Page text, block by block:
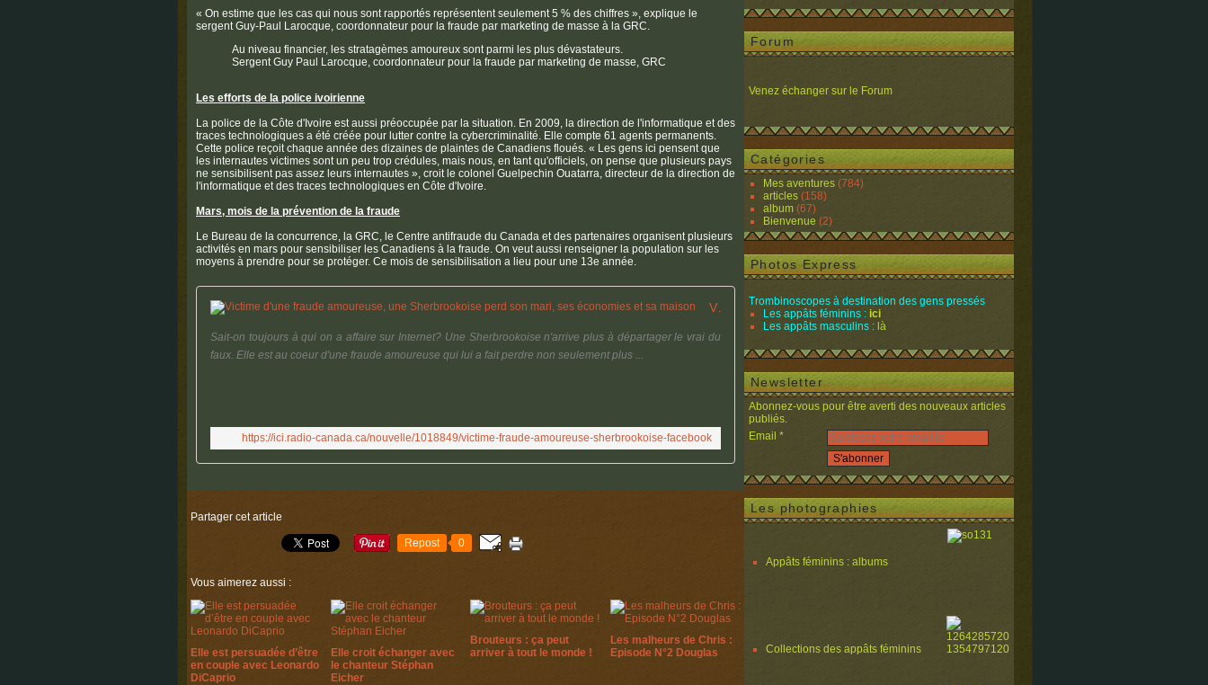
« On estime que les cas qui nous sont rapportés représentent seulement 5 % des chiffres », explique le
sergent Guy-Paul Larocque, coordonnateur pour la fraude par marketing de masse à la GRC.
Au niveau financier, les stratagèmes amoureux sont parmi les plus dévastateurs.
Sergent Guy Paul Larocque, coordonnateur pour la fraude par marketing de masse, GRC
Les efforts de la police ivoirienne
La police de la Côte d'Ivoire est aussi préoccupée par la situation. En 2009, la direction de l'informatique et des
traces technologiques a été créée pour lutter contre la cybercriminalité. Elle compte 61 agents permanents.
Cette police reçoit chaque année des dizaines de plaintes de Canadiens floués. « Les gens ici pensent que
les internautes victimes sont un peu trop crédules, mais nous, en tant qu'officiels, on pense que plusieurs pays
ne sensibilisent pas assez leurs internautes », croit le colonel Guelpechin Ouatarra, directeur de la direction de
l'informatique et des traces technologiques en Côte d'Ivoire.
Mars, mois de la prévention de la fraude
Le Bureau de la concurrence, la GRC, le Centre antifraude du Canada et des partenaires organisent plusieurs
activités en mars pour sensibiliser les Canadiens à la fraude. On veut aussi renseigner la population sur les
moyens à prendre pour se protéger. Ce mois de sensibilisation a lieu pour une 13e année.
Sait-on toujours à qui on a affaire sur Internet? Une Sherbrookoise n'arrive plus à départager le vrai du
faux. Elle est au coeur d'une fraude amoureuse qui lui a fait perdre non seulement plus ...
https://ici.radio-canada.ca/nouvelle/1018849/victime-fraude-amoureuse-sherbrookoise-facebook
Partager cet article
Repost 0
Vous aimerez aussi :
Elle est persuadée d’être
en couple avec Leonardo
DiCaprio
Elle croit échanger avec
le chanteur Stéphan
Eicher
Brouteurs : ça peut
arriver à tout le monde !
Les malheurs de Chris :
Episode N°2 Douglas
Forum
Venez échanger sur le Forum
Catégories
Mes aventures (784)
articles (158)
album (67)
Bienvenue (2)
Photos Express
Trombinoscopes à destination des gens pressés
Les appâts féminins : ici
Les appâts masculins : là
Newsletter
Abonnez-vous pour être averti des nouveaux articles
publiés.
Email
Les photographies
Appâts féminins : albums
Collections des appâts féminins